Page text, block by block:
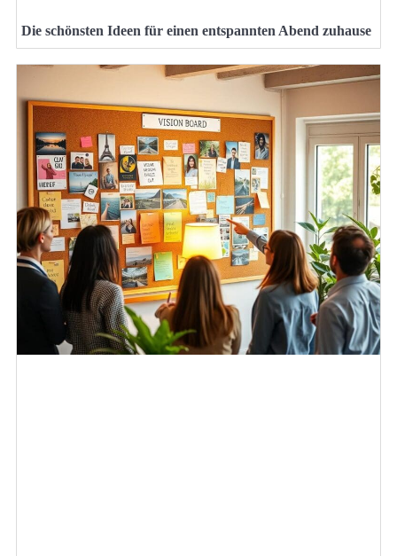
Die schönsten Ideen für einen entspannten Abend zuhause